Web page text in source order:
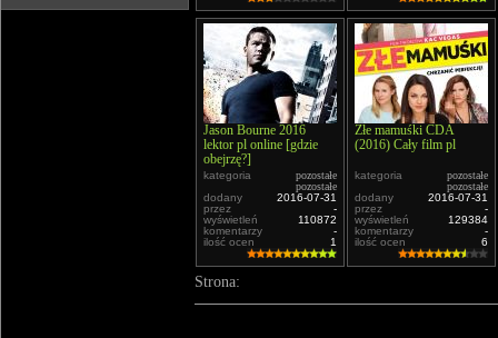
Jason Bourne 2016
lektor pl online [gdzie
obejrzę?]
kategoria
pozostałe
pozostałe
dodany
2016-07-31
przez
-
wyświetleń
110872
komentarzy
-
ilość ocen
1
Złe mamuśki CDA
(2016) Cały film pl
kategoria
pozostałe
pozostałe
dodany
2016-07-31
przez
-
wyświetleń
129384
komentarzy
-
ilość ocen
6
Strona: